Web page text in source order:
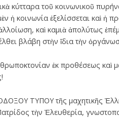
κύτταρα τοῦ κοινωνικοῦ
ἡ κοινωνία ἐξελίσσεται καὶ
καὶ καμιὰ ἀπολύτως
βλάβη στὴν ἴδια τὴν
ἐκ προθέσεως καὶ
ΤΥΠΟΥ τῆς μαχητικῆς
τὴν Ἐλευθερία,